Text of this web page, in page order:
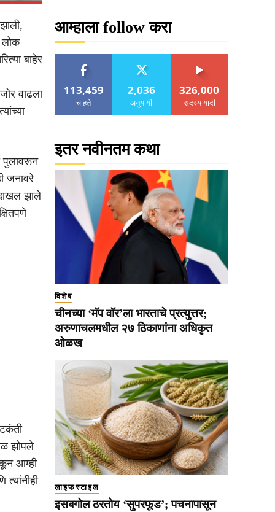
लोक
बाहेर
वाढला
पुलावरून
जनावरे
झाले
झोपले
आम्ही
आम्हाला follow करा
113,459
चाहते
2,036
अनुयायी
326,000
सदस्य यादी
इतर नवीनतम कथा
विशेष
चीनच्या ‘मॅप वॉर’ला भारताचे प्रत्युत्तर;
अरुणाचलमधील २७ ठिकाणांना अधिकृत
ओळख
लाइफस्टाइल
इसबगोल ठरतोय ‘सुपरफूड’; पचनापासून